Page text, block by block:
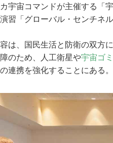
宇宙コマンドが主催する「
習「グローバル・センチネル
は、国民生活と防衛の双方
のため、人工衛星や宇宙ゴミ
連携を強化することにある。